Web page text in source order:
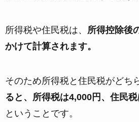
所得税や住民税は、 所得控除後
かけて計算されます。
そのため所得税と住民税がどち
ると、所得税は4,000円、住民
ということです。